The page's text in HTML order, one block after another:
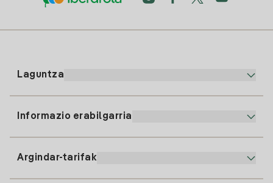
Laguntza
Informazio erabilgarria
Argindar-tarifak